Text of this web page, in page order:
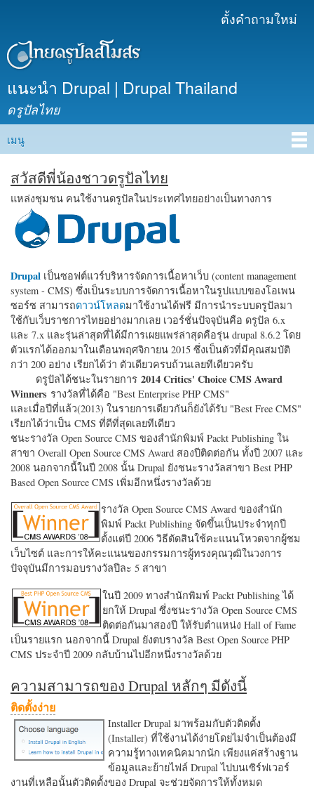
เนื้อหา
ตั้งคำถามใหม่
แนะนำ Drupal | Drupal Thailand
ดรูปัลไทย
Main menu
เมนู
สวัสดีพี่น้องชาวดรูปัลไทย
แหล่งชุมชน คนใช้งานดรูปัลในประเทศไทยอย่างเป็นทางการ
Drupal เป็นซอฟต์แวร์บริหารจัดการเนื้อหาเว็บ (content management
system - CMS) ซึ่งเป็นระบบการจัดการเนื้อหาในรูปแบบของโอเพน
ซอร์ซ สามารถดาวน์โหลดมาใช้งานได้ฟรี มีการนำระบบดรูปัลมา
ใช้กับเว็บราชการไทยอย่างมากเลย เวอร์ชั่นปัจจุบันคือ ดรูปัล 6.x
และ 7.x และรุ่นล่าสุดที่ได้มีการเผยแพร่ล่าสุดคือรุ่น drupal 8.6.2 โดย
ตัวแรกได้ออกมาในเดือนพฤศจิกายน 2015 ซึ่งเป็นตัวที่มีคุณสมบัติ
กว่า 200 อย่าง เรียกได้ว่า ตัวเดียวครบถ้วนเลยทีเดียวครับ
ดรูปัลได้ชนะในรายการ 2014 Critics' Choice CMS Award
Winners รางวัลที่ได้คือ "Best Enterprise PHP CMS"
และเมื่อปีที่แล้ว(2013) ในรายการเดียวกันก็ยังได้รับ "Best Free CMS"
เรียกได้ว่าเป็น CMS ที่ดีที่สุดเลยทีเดียว
ชนะรางวัล Open Source CMS ของสำนักพิมพ์ Packt Publishing ใน
สาขา Overall Open Source CMS Award สองปีติดต่อกัน ทั้งปี 2007 และ
2008 นอกจากนี้ในปี 2008 นั้น Drupal ยังชนะรางวัลสาขา Best PHP
Based Open Source CMS เพิ่มอีกหนึ่งรางวัลด้วย
รางวัล Open Source CMS Award ของสำนัก
พิมพ์ Packt Publishing จัดขึ้นเป็นประจำทุกปี
ตั้งแต่ปี 2006 วิธีตัดสินใช้คะแนนโหวตจากผู้ชม
เว็บไซต์ และการให้คะแนนของกรรมการผู้ทรงคุณวุฒิในวงการ
ปัจจุบันมีการมอบรางวัลปีละ 5 สาขา
ในปี 2009 ทางสำนักพิมพ์ Packt Publishing ได้
ยกให้ Drupal ซึ่งชนะรางวัล Open Source CMS
ติดต่อกันมาสองปี ให้รับตำแหน่ง Hall of Fame
เป็นรายแรก นอกจากนี้ Drupal ยังตบรางวัล Best Open Source PHP
CMS ประจำปี 2009 กลับบ้านไปอีกหนึ่งรางวัลด้วย
ความสามารถของ Drupal หลักๆ มีดังนี้
ติดตั้งง่าย
Installer Drupal มาพร้อมกับตัวติดตั้ง
(Installer) ที่ใช้งานได้ง่ายโดยไม่จำเป็นต้องมี
ความรู้ทางเทคนิคมากนัก เพียงแค่สร้างฐาน
ข้อมูลและย้ายไฟล์ Drupal ไปบนเซิร์ฟเวอร์
งานที่เหลือนั้นตัวติดตั้งของ Drupal จะช่วยจัดการให้ทั้งหมด